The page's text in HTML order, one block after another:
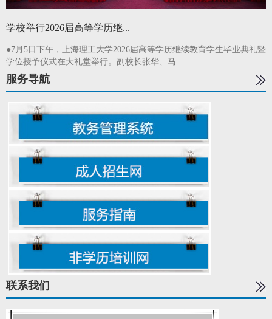
学校举行2026届高等学历继...
●7月5日下午，上海理工大学2026届高等学历继续教育学生毕业典礼暨
学位授予仪式在大礼堂举行。副校长张华、马...
服务导航
联系我们